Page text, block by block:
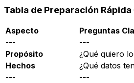
Tabla de Preparación Rápida
Aspecto Preguntas
---
---
Propósito
¿Qué quiero
Hechos
¿Qué datos
---
---